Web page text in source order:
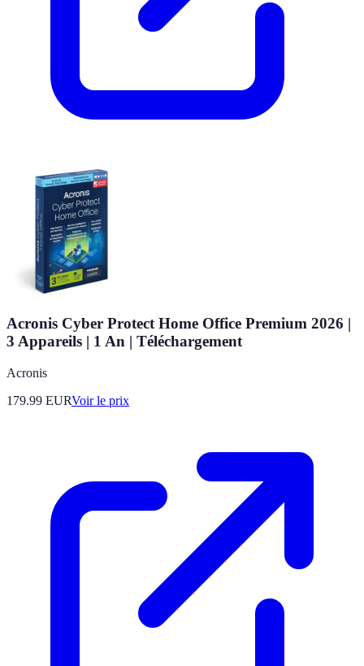
Acronis Cyber Protect Home Office Premium 2026 |
3 Appareils | 1 An | Téléchargement
Acronis
179.99 EURVoir le prix